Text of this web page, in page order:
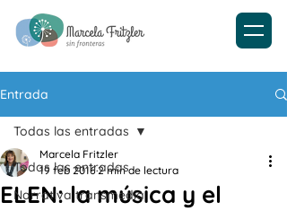
Entrada
Todas las entradas
Narrativa transmedia
Todas las entradas
ELEN: la música y el
Marcela Fritzler
19 feb 20162 min de lectura